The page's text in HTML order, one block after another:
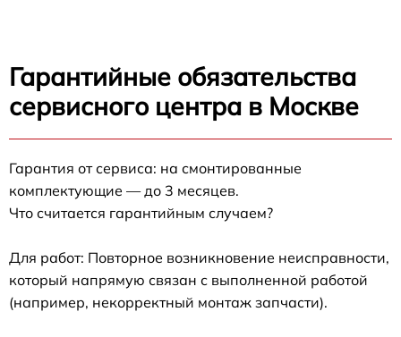
Гарантийные обязательства
сервисного центра в Москве
Гарантия от сервиса: на смонтированные
комплектующие — до 3 месяцев.
Что считается гарантийным случаем?
Для работ: Повторное возникновение неисправности,
который напрямую связан с выполненной работой
(например, некорректный монтаж запчасти).